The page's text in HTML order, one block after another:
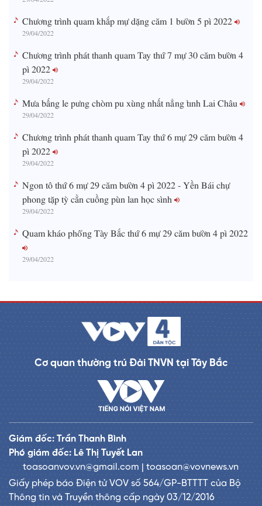
Chương trình quam khắp mự dặng căm 1 bườn 5 pì 2022
29/04/2022
Chương trình phát thanh quam Tay thứ 7 mự 30 căm bườn 4
pì 2022
29/04/2022
Mưa bấng le pưng chòm pu xùng nhất nẳng tỉnh Lai Châu
29/04/2022
Chương trình phát thanh quam Tay thứ 6 mự 29 căm bườn 4
pì 2022
29/04/2022
Ngon tô thứ 6 mự 29 căm bườn 4 pì 2022 - Yền Bái chự
phong tặp tỳ cằn cuồng pùn lan học sình
29/04/2022
Quam kháo phổng Tày Bắc thứ 6 mự 29 căm bườn 4 pì 2022
29/04/2022
Cơ quan thường trú Đài TNVN tại Tây Bắc
Giám đốc: Trần Thanh Bình
Phó giám đốc: Lê Thị Tuyết Lan
toasoanvov.vn@gmail.com | toasoan@vovnews.vn
Giấy phép báo Điện tử VOV số 564/GP-BTTTT của Bộ
Thông tin và Truyền thông cấp ngày 03/12/2016